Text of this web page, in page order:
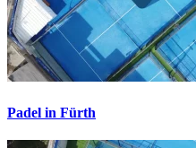
Padel in Fürth